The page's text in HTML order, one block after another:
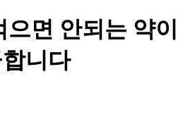
으면 안되는 약이
니다